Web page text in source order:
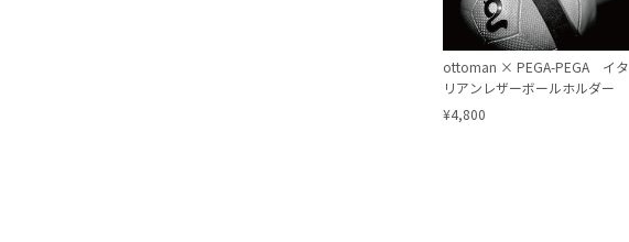
ottoman × PEGA-PEGA イタ
リアンレザーボールホルダー
¥4,800